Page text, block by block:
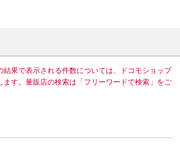
結果で表示される件数については、ドコモショップ
ます。量販店の検索は「フリーワードで検索」をご